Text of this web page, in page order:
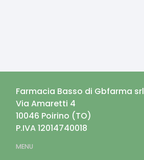
Farmacia Basso di Gbfarma srl
Via Amaretti 4
10046 Poirino (TO)
P.IVA12014740018
MENU